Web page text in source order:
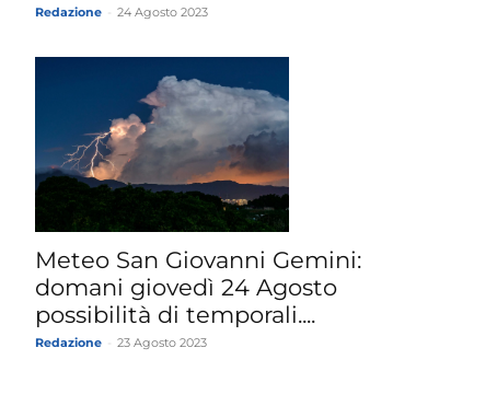
Redazione 24 Agosto 2023
Meteo San Giovanni Gemini:
domani giovedì 24 Agosto
possibilità di temporali....
Redazione 23 Agosto 2023